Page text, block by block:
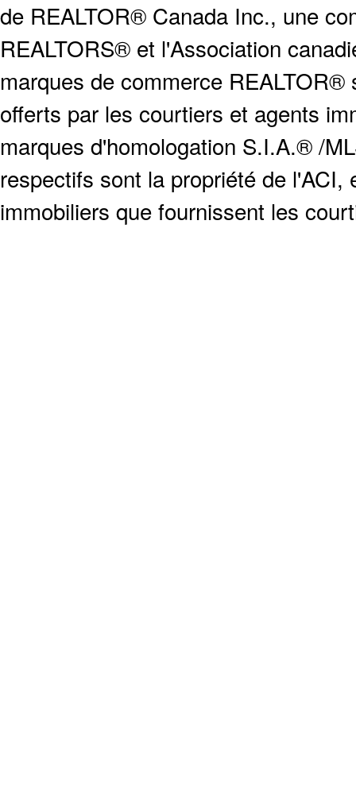
de REALTOR® Canada Inc., une
REALTORS® et l'Association
marques de commerce
offerts par les courtiers et agents
marques d'homologation S.I.A.® /
respectifs sont la propriété de
immobiliers que fournissent les